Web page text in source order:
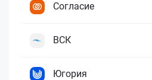
Согласие
ВСК
Югория